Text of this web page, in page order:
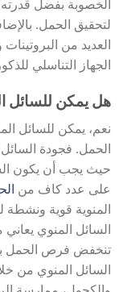
الخصوبة بفضل قدرته
لتحقيق الحمل.
العديد من
الجهاز التناسلي
هل يمكن للسائل
نعم، يمكن للسائل
الحمل. فجودة
حيث يجب أن يكون
على عدد كاف من
المنوية قوية ونشطة
السائل المنوي
تنخفض فرص الحمل
السائل المنوي من